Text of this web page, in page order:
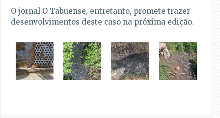
O jornal O Tabuense, entretanto, promete trazer
desenvolvimentos deste caso na próxima edição.